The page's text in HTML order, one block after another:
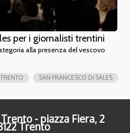
per i giornalisti trentini
alla presenza del vescovo
SAN FRANCESCO DI SALES
- piazza Fiera, 2
Trento